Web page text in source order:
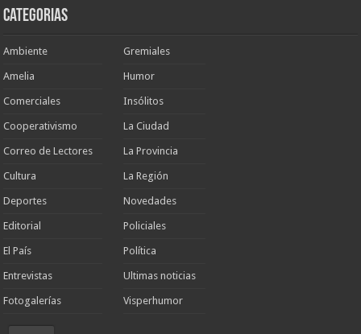
Categorias
Ambiente
Amelia
Comerciales
Cooperativismo
Correo de Lectores
Cultura
Deportes
Editorial
El País
Entrevistas
Fotogalerías
Gremiales
Humor
Insólitos
La Ciudad
La Provincia
La Región
Novedades
Policiales
Política
Ultimas noticias
Visperhumor